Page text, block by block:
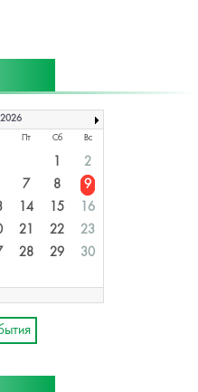
2026
Пт Сб Вс
1
2
7 8
9
14 15
16
21 22
23
28 29
30